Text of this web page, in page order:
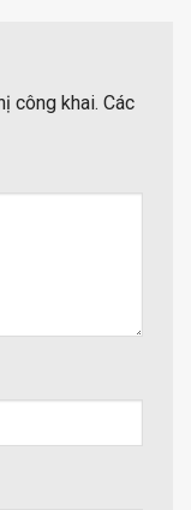
công khai. Các